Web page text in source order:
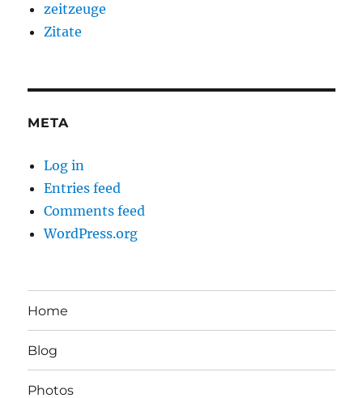
zeitzeuge
Zitate
META
Log in
Entries feed
Comments feed
WordPress.org
Home
Blog
Photos